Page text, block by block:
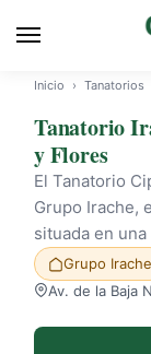
Inicio › Tanatorios
Tanatorio
y Flores
El Tanatorio
Grupo Irache,
situada en
Grupo Irache
Av. de la Baja